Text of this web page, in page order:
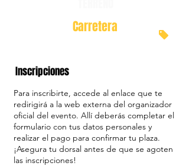
Carretera
Inscripciones
Para inscribirte, accede al enlace que te
redirigirá a la web externa del organizador
oficial del evento. Allí deberás completar el
formulario con tus datos personales y
realizar el pago para confirmar tu plaza.
¡Asegura tu dorsal antes de que se agoten
las inscripciones!